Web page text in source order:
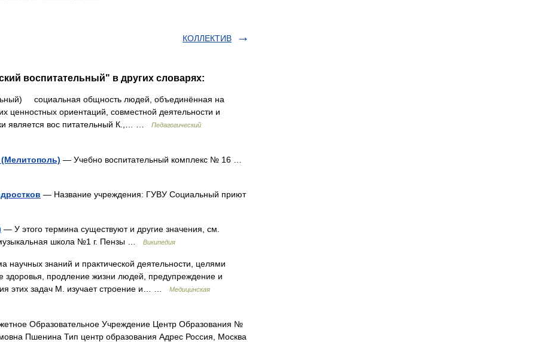
КОЛЛЕКТИВ
воспитательный" в других словарях:
социальная общность людей, объединённая на
ценностных ориентаций, совместной деятельности и
является вос питательный К.,… …
Педагогический
— Учебно воспитательный комплекс № 16 …
— Название учреждения: ГУВУ Социальный приют
— У этого термина существуют и другие значения, см.
школа №1 г. Пензы …
Википедия
знаний и практической деятельности, целями
здоровья, продление жизни людей, предупреждение и
этих задач М. изучает строение и… …
Медицинская
Образовательное Учреждение Центр Образования №
Пшенина Тип центр образования Адрес Россия, Москва